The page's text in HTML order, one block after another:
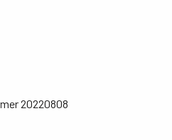
20220808